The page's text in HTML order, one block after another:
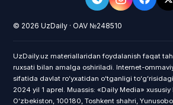
© 2026 UzDaily · OAV №248510
UzDaily.uz materiallaridan foydalanish faqat
ruxsati bilan amalga oshiriladi. Internet-
sifatida davlat roʻyxatidan oʻtganligi
2024 yil 1 aprel. Muassis: «Daily Media» xususiy
Oʻzbekiston, 100180, Toshkent shahri,